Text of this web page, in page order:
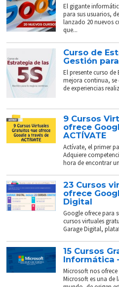
El gigante
para sus usuarios,
lanzado 20 nuevos
que...
Curso de
Gestión
El presente curso de
mejora continua,
de experiencias
9 Cursos
ofrece
ACTÍVATE
Actívate, el primer
Adquiere
hora de encontrar
23 Cursos
ofrece
Digital
Google ofrece para
cursos virtuales
Garage Digital,
15 Cursos
Informática
Microsoft nos
Microsoft es una de